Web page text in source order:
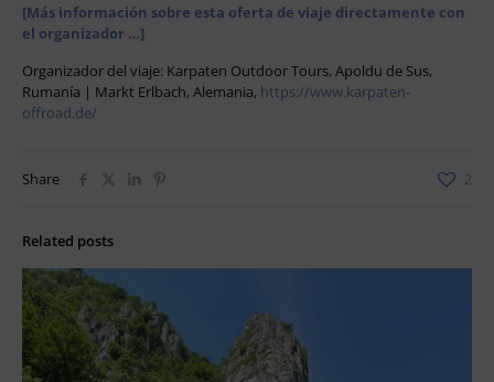
[Más información sobre esta oferta de viaje directamente con
el organizador …]
Organizador del viaje: Karpaten Outdoor Tours, Apoldu de Sus,
Rumanía | Markt Erlbach, Alemania, https://www.karpaten-
offroad.de/
Share 2
Related posts